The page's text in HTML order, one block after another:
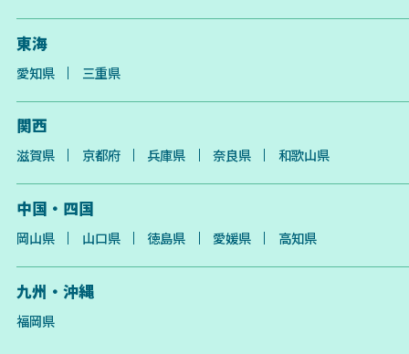
東海
愛知県 三重県
関西
滋賀県 京都府 兵庫県 奈良県 和歌山県
中国・四国
岡山県 山口県 徳島県 愛媛県 高知県
九州・沖縄
福岡県